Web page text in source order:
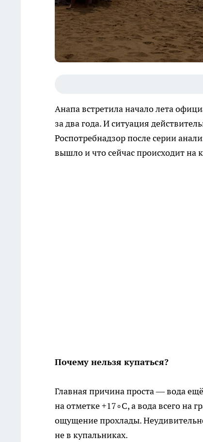
Анапа встретила начало лета
за два года. И ситуация
Роспотребнадзор после серии
вышло и что сейчас происходит на
Почему нельзя купаться?
Главная причина проста — вода
на отметке +17∘C, а вода всего на
ощущение прохлады.
не в купальниках.